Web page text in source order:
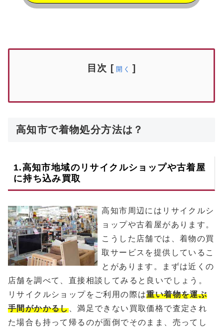
目次 [ 開く ]
高知市で着物処分方法は？
1.高知市地域のリサイクルショップや古着屋
に持ち込み買取
高知市周辺にはリサイクルシ
ョップや古着屋があります。
こうした店舗では、着物の買
取サービスを提供しているこ
とがあります。まずは近くの
店舗を調べて、直接相談してみると良いでしょう。
リサイクルショップをご利用の際は重い着物を運ぶ
手間がかかるし、満足できない買取価格で査定され
た場合も持って帰るのが面倒でそのまま、売ってし